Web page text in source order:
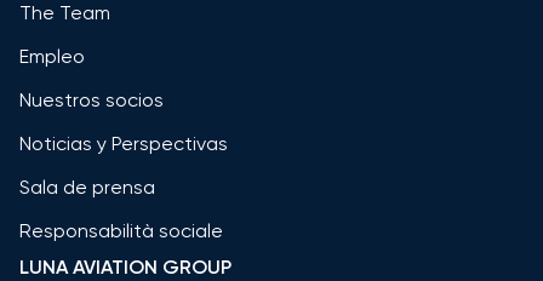
The Team
Empleo
Nuestros socios
Noticias y Perspectivas
Sala de prensa
Responsabilità sociale
LUNA AVIATION GROUP